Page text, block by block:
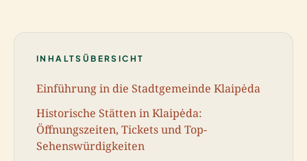
INHALTSÜBERSICHT
Einführung in die Stadtgemeinde Klaipėda
Historische Stätten in Klaipėda:
Öffnungszeiten, Tickets und Top-
Sehenswürdigkeiten